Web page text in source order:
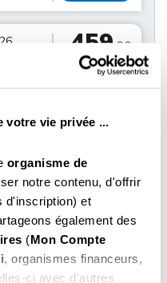
vie privée ...
organisme de
notre contenu, d'offrir
d'inscription) et
également des
(Mon Compte
, organismes financeurs,
ci avec d'autres
459 .00
€ Net
Choisir
459
Choisir
459 .00
Choisir